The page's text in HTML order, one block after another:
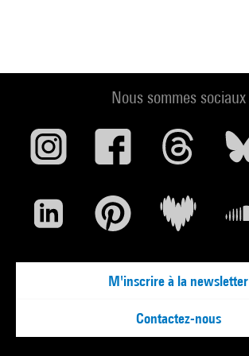
Nous sommes sociaux
M'inscrire à la newsletter
Contactez-nous